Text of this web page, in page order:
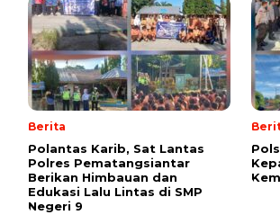
Berita
Polantas Karib, Sat Lantas
Polres Pematangsiantar
Berikan Himbauan dan
Edukasi Lalu Lintas di SMP
Negeri 9